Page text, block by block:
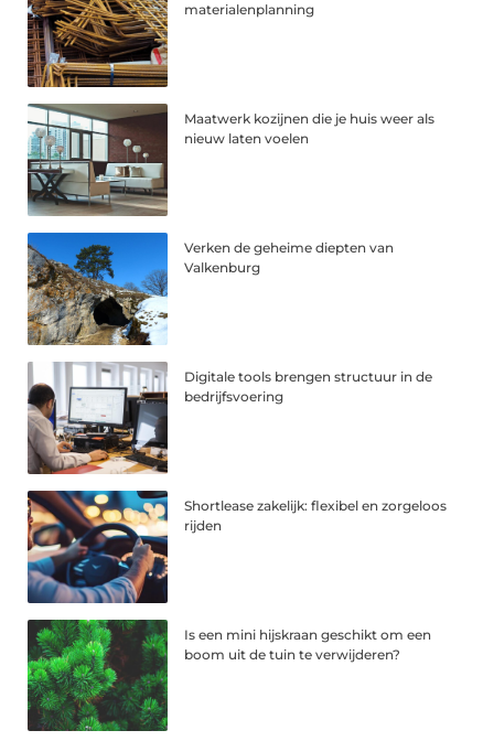
materialenplanning
Maatwerk kozijnen die je huis weer als
nieuw laten voelen
Verken de geheime diepten van
Valkenburg
Digitale tools brengen structuur in de
bedrijfsvoering
Shortlease zakelijk: flexibel en zorgeloos
rijden
Is een mini hijskraan geschikt om een
boom uit de tuin te verwijderen?